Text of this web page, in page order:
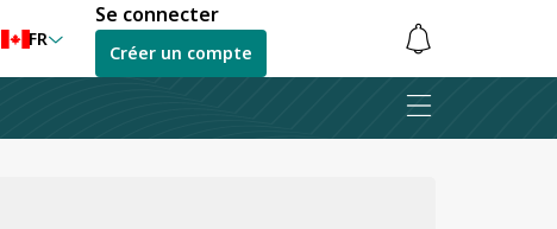
FR
Se connecter
Créer un compte
Les
notifications